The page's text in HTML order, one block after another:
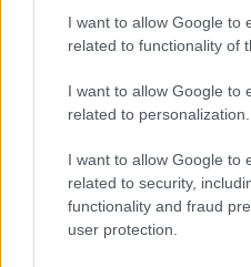
I want to allow Google to
related to functionality of
I want to allow Google to
related to personalization.
I want to allow Google to
related to security,
functionality and fraud
user protection.
στην Ελλάδα: Σε
συμπτώματα
Ημέρα του Αγίου
άρχισε ως
με θέμα τον
Συντάξεις:
διαφοράς πολλών